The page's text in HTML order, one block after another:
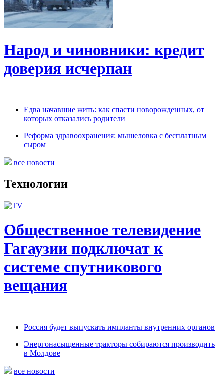
Народ и чиновники: кредит
доверия исчерпан
Едва начавшие жить: как спасти новорожденных, от
которых отказались родители
Реформа здравоохранения: мышеловка с бесплатным
сыром
все новости
Технологии
Общественное телевидение
Гагаузии подключат к
системе спутникового
вещания
Россия будет выпускать импланты внутренних органов
Энергонасыщенные тракторы собираются производить
в Молдове
все новости